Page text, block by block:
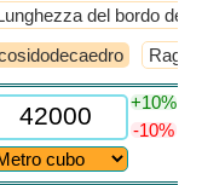
del bordo del
+10%
-10%